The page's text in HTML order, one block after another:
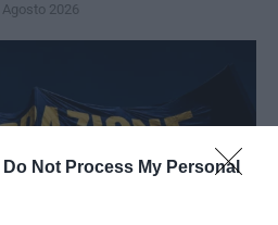
Do Not Process My Personal
Agosto 2026